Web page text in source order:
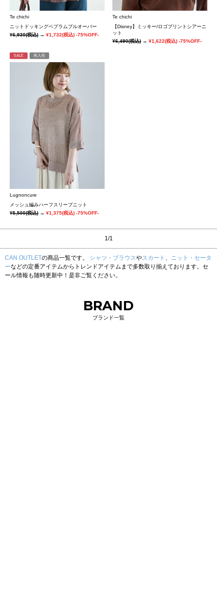
Te chichi
ニットドッキングペプラムプルオーバー
¥6,930(税込) → ¥1,732(税込) -75%OFF-
Te chichi
【Disney】ミッキー/ロゴプリントシアーニ
ット
¥6,490(税込)→¥1,622(税込) -75%OFF-
SALE 再入荷
Lugnoncure
メッシュ編みハーフスリーブニット
¥5,500(税込) → ¥1,375(税込) -75%OFF-
1/1
CAN OUTLETの商品一覧です。 シャツ・ブラウスやスカート 、 ニット・セータ
ーなどの定番アイテムからトレンドアイテムまで多数取り揃えております。セ
ール情報も随時更新中！是非ご覧ください。
BRAND
ブランド一覧